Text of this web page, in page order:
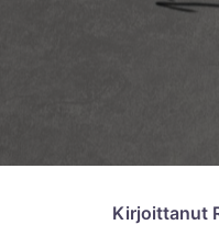
Kirjoittanut